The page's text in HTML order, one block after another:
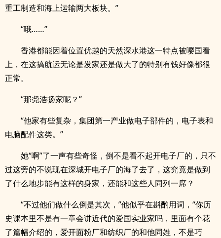
重工制造和海上运输两大板块。”
“哦……”
香港都能因着位置优越的天然深水港这一特点被嘤国看
上，在这搞航运无论是发家还是做大了的特别有钱好像都很
正常。
“那尧浩扬家呢？”
“他家有些复杂，集团第一产业做电子部件的，电子表和
电脑配件这类。”
她“啊”了一声有些奇怪，倒不是看不起开电子厂的，只不
过这旁的不说现在深城开电子厂的海了去了，这究竟是做到
了什么地步能有这样的身家，还能和这些人同列一席？
“不过他们做什么倒是其次，”他似乎在斟酌用词，“你历
史课本里不是有一章会讲近代的爱国实业家吗，里面有个花
了篇幅介绍的，爱开面粉厂和纺织厂的和他同姓，不是巧